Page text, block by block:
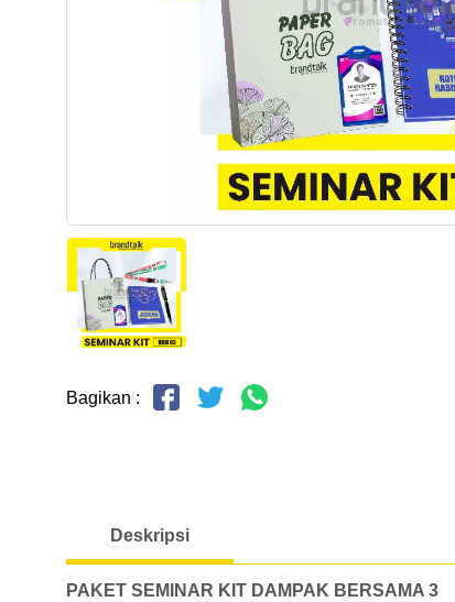
Bagikan :
Deskripsi
PAKET SEMINAR KIT DAMPAK BERSAMA 3